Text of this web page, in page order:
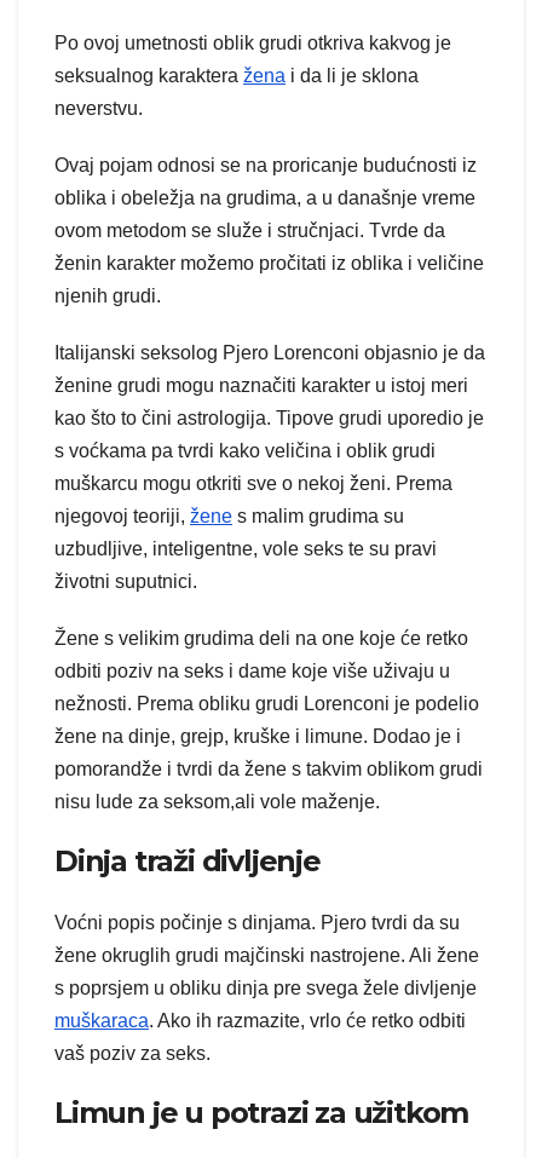
Po ovoj umetnosti oblik grudi otkriva kakvog je
seksualnog karaktera žena i da li je sklona
neverstvu.
Ovaj pojam odnosi se na proricanje budućnosti iz
oblika i obeležja na grudima, a u današnje vreme
ovom metodom se služe i stručnjaci. Tvrde da
ženin karakter možemo pročitati iz oblika i veličine
njenih grudi.
Italijanski seksolog Pjero Lorenconi objasnio je da
ženine grudi mogu naznačiti karakter u istoj meri
kao što to čini astrologija. Tipove grudi uporedio je
s voćkama pa tvrdi kako veličina i oblik grudi
muškarcu mogu otkriti sve o nekoj ženi. Prema
njegovoj teoriji, žene s malim grudima su
uzbudljive, inteligentne, vole seks te su pravi
životni suputnici.
Žene s velikim grudima deli na one koje će retko
odbiti poziv na seks i dame koje više uživaju u
nežnosti. Prema obliku grudi Lorenconi je podelio
žene na dinje, grejp, kruške i limune. Dodao je i
pomorandže i tvrdi da žene s takvim oblikom grudi
nisu lude za seksom,ali vole maženje.
Dinja traži divljenje
Voćni popis počinje s dinjama. Pjero tvrdi da su
žene okruglih grudi majčinski nastrojene. Ali žene
s poprsjem u obliku dinja pre svega žele divljenje
muškaraca. Ako ih razmazite, vrlo će retko odbiti
vaš poziv za seks.
Limun je u potrazi za užitkom